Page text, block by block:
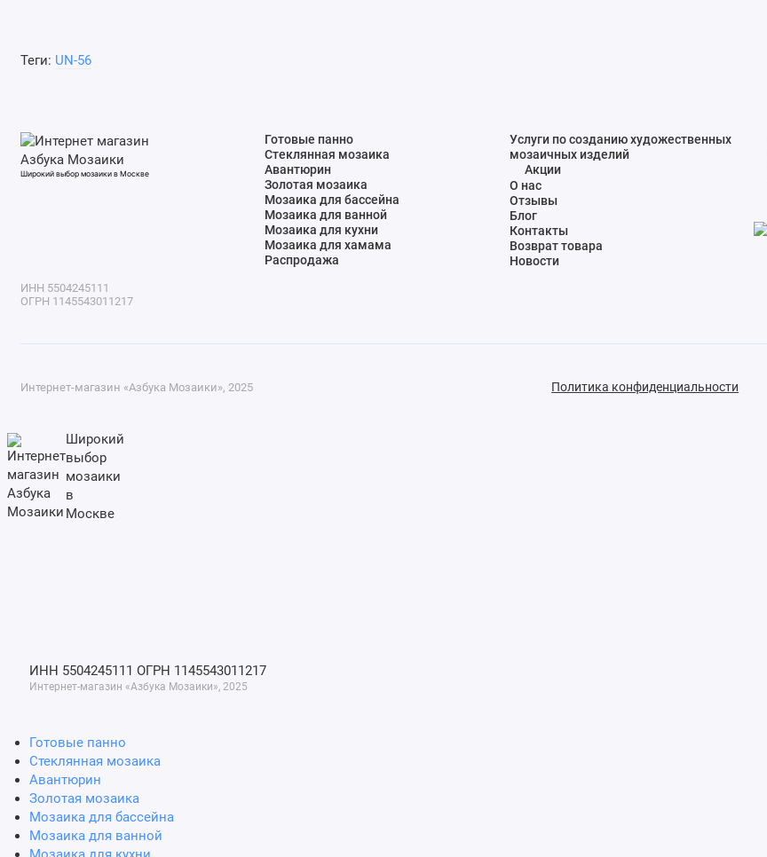
Теги: UN-56
Широкий выбор мозаики в Москве
ИНН 5504245111
ОГРН 1145543011217
Готовые панно
Стеклянная мозаика
Авантюрин
Золотая мозаика
Мозаика для бассейна
Мозаика для ванной
Мозаика для кухни
Мозаика для хамама
Распродажа
Услуги по созданию художественных
мозаичных изделий
Акции
О нас
Отзывы
Блог
Контакты
Возврат товара
Новости
Интернет-магазин «Азбука Мозаики», 2025 Политика конфиденциальности
Широкий
выбор
мозаики
в
Москве
ИНН 5504245111 ОГРН 1145543011217
Интернет-магазин «Азбука Мозаики», 2025
Готовые панно
Стеклянная мозаика
Авантюрин
Золотая мозаика
Мозаика для бассейна
Мозаика для ванной